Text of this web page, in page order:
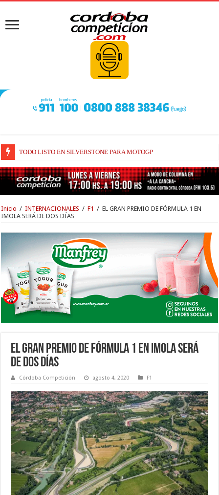
TODO LISTO EN SILVERSTONE PARA MOTOGP
BRIATORE BUSCA EXPLICACIONES DE POR QUÉ AÚN ALPINE NO
Inicio / INTERNACIONALES / F1 / EL GRAN PREMIO DE FÓRMULA 1 EN
IMOLA SERÁ DE DOS DÍAS
EL GRAN PREMIO DE FÓRMULA 1 EN IMOLA SERÁ
DE DOS DÍAS
Córdoba Competición agosto 4, 2020 F1